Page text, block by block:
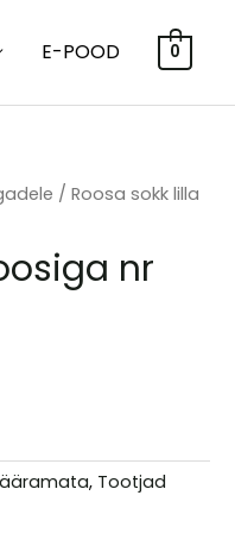
E-POOD 0
/ Roosa sokk lilla
nr
, Tootjad